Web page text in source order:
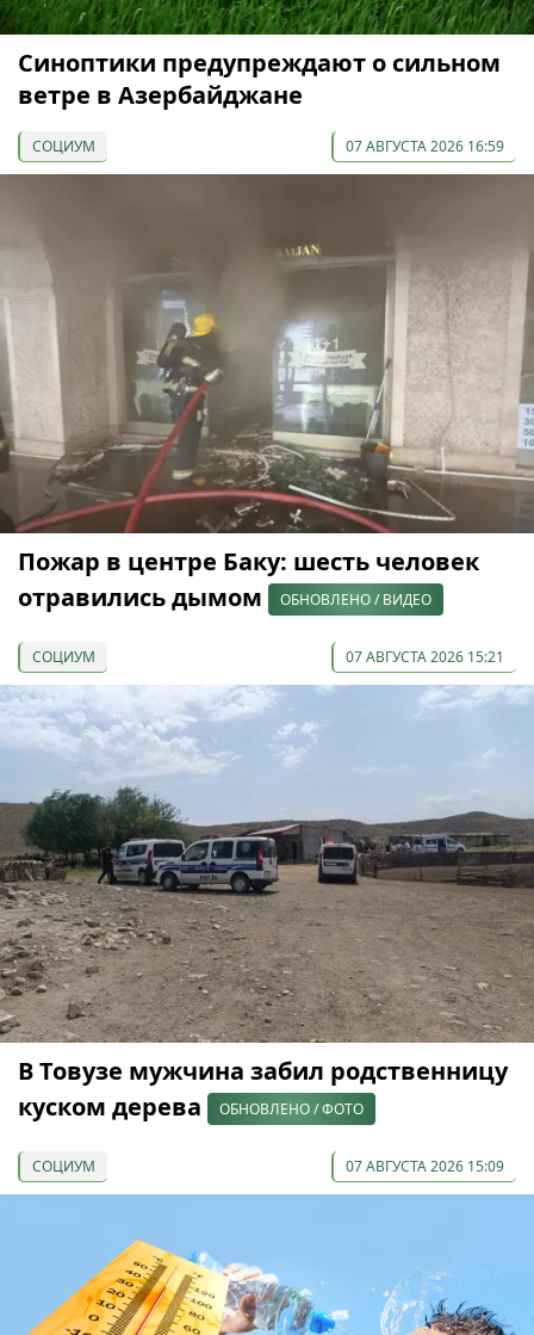
Синоптики предупреждают о сильном
ветре в Азербайджане
СОЦИУМ 07 АВГУСТА 2026 16:59
Пожар в центре Баку: шесть человек
отравились дымом
ОБНОВЛЕНО / ВИДЕО
СОЦИУМ 07 АВГУСТА 2026 15:21
В Товузе мужчина забил родственницу
куском дерева
ОБНОВЛЕНО / ФОТО
СОЦИУМ 07 АВГУСТА 2026 15:09